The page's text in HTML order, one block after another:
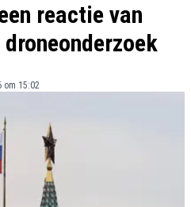
reactie van
om 15:02